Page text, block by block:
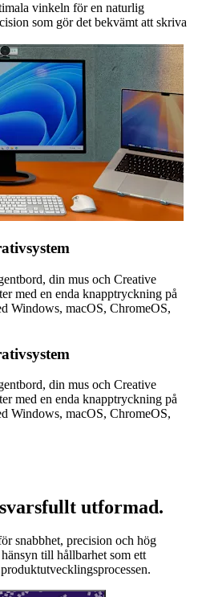
vinkeln för en naturlig
som gör det bekvämt att skriva
din mus och Creative
med en enda knapptryckning på
Windows, macOS, ChromeOS,
din mus och Creative
med en enda knapptryckning på
Windows, macOS, ChromeOS,
utformad.
snabbhet, precision och hög
till hållbarhet som ett